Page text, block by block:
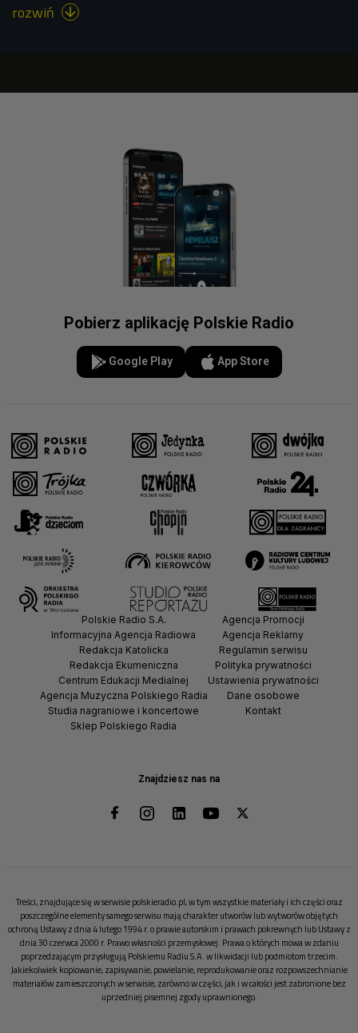
rozwiń 
Pobierz aplikację Polskie Radio
Google Play App Store
Znajdziesz nas na
Polskie Radio S.A.
Informacyjna Agencja Radiowa
Redakcja Katolicka
Redakcja Ekumeniczna
Centrum Edukacji Medialnej
Agencja Muzyczna Polskiego Radia
Studia nagraniowe i koncertowe
Sklep Polskiego Radia
Agencja Promocji
Agencja Reklamy
Regulamin serwisu
Polityka prywatności
Ustawienia prywatności
Dane osobowe
Kontakt
Treści, znajdujące się w serwisie polskieradio.pl, w tym wszystkie materiały i ich części oraz
poszczególne elementy samego serwisu mają charakter utworów lub wytworów objętych
ochroną Ustawy z dnia 4 lutego 1994 r. o prawie autorskim i prawach pokrewnych lub Ustawy z
dnia 30 czerwca 2000 r. Prawo własności przemysłowej. Prawa o których mowa w zdaniu
poprzedzającym przysługują Polskiemu Radiu S.A. w likwidacji lub podmiotom trzecim.
Jakiekolwiek kopiowanie, zapisywanie, powielanie, reprodukowanie oraz rozpowszechnianie
materiałów zamieszczonych w serwisie, zarówno w części, jak i w całości jest zabronione bez
uprzedniej pisemnej zgody uprawnionego.